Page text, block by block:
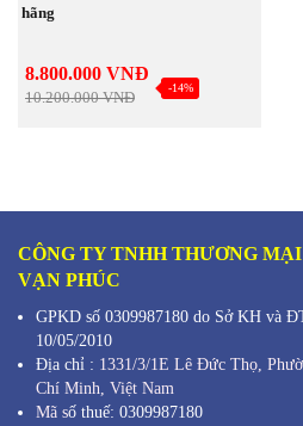
hãng
8.800.000 VNĐ
10.200.000 VNĐ
-14%
CÔNG TY TNHH THƯƠNG
VẠN PHÚC
GPKD số 0309987180 do Sở KH và
10/05/2010
Địa chỉ : 1331/3/1E Lê Đức Thọ,
Chí Minh, Việt Nam
Mã số thuế: 0309987180